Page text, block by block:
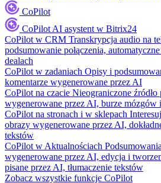
CoPilot
CoPilot AI asystent w Bitrix24
CoPilot w CRM Transkrypcja audio na
podsumowanie połączenia,
dealach
CoPilot w zadaniach Opisy i
komentarze wygenerowane przez AI
CoPilot na czacie Nieograniczone źródło
wygenerowane przez AI, burze mózgów
CoPilot na stronach i w sklepach
obrazy wygenerowane przez AI,
tekstów
CoPilot w Aktualnościach
wygenerowane przez AI, edycja i
pisane przez AI, tłumaczenie tekstów
Zobacz wszystkie funkcje CoPilot